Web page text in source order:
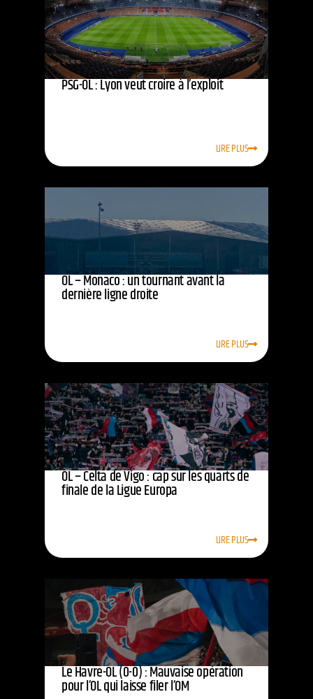
PSG-OL : Lyon veut croire à l’exploit
LIRE PLUS
OL – Monaco : un tournant avant la
dernière ligne droite
LIRE PLUS
OL – Celta de Vigo : cap sur les quarts de
finale de la Ligue Europa
LIRE PLUS
Le Havre-OL (0-0) : Mauvaise opération
pour l’OL qui laisse filer l’OM